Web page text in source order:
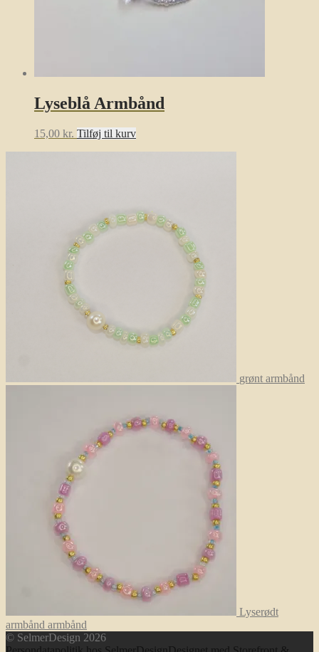
Lyseblå Armbånd
15,00 kr. Tilføj til kurv
grønt armbånd
Lyserødt
armbånd armbånd
© SelmerDesign 2026